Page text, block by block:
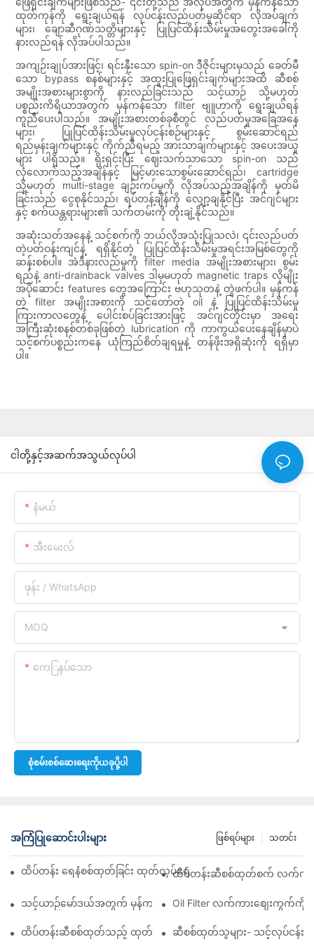
ထုတ်ကုန်ကို ရွေးချယ်ရန် လုပ်ငန်းလည်ပတ်မှုဆိုင်ရာ လိုအပ်ချက်
များ၊ ချောဆီဂုဏ်သတ္တိများနှင့် ပြုပြင်ထိန်းသိမ်းမှုအတွေးအခေါ်ကို
နားလည်ရန် လိုအပ်ပါသည်။
အကျဉ်းချုပ်အားဖြင့်၊ ရင်းနှီးသော spin-on ဒီဇိုင်းများမှသည် ခေတ်မီ
သော bypass စနစ်များနှင့် အထူးပြုဖြေရှင်းချက်များအထိ ဆီစစ်
အမျိုးအစားများစွာကို နားလည်ခြင်းသည် သင့်ယာဉ် သို့မဟုတ်
ပစ္စည်းကိရိယာအတွက် မှန်ကန်သော filter ဗျူဟာကို ရွေးချယ်ရန်
ကူညီပေးပါသည်။ အမျိုးအစားတစ်ခုစီတွင် လည်ပတ်မှုအခြေအနေ
များ၊ ပြုပြင်ထိန်းသိမ်းမှုလုပ်ငန်းစဉ်များနှင့် စွမ်းဆောင်ရည်
ရည်မှန်းချက်များနှင့် ကိုက်ညီရမည့် အားသာချက်များနှင့် အပေးအယူ
များ ပါရှိသည်။ ရိုးရှင်းပြီး ဈေးသက်သာသော spin-on သည်
လုံလောက်သည့်အချိန်နှင့် မြင့်မားသောစွမ်းဆောင်ရည်၊ cartridge
သို့မဟုတ် multi-stage ချဉ်းကပ်မှုကို လိုအပ်သည့်အချိန်ကို မှတ်မိ
ခြင်းသည် ငွေစုနိုင်သည်၊ ရပ်တန့်ချိန်ကို လျှော့ချနိုင်ပြီး အင်ဂျင်များ
နှင့် စက်ယန္တရားများ၏ သက်တမ်းကို တိုးချဲ့နိုင်သည်။
အဆုံးသတ်အနေနဲ့ သင့်စက်ကို ဘယ်လိုအသုံးပြုသလဲ၊ ၎င်းလည်ပတ်
တဲ့ပတ်ဝန်းကျင်နဲ့ ရရှိနိုင်တဲ့ ပြုပြင်ထိန်းသိမ်းမှုအရင်းအမြစ်တွေကို
ဆန်းစစ်ပါ။ အဲဒီနားလည်မှုကို filter media အမျိုးအစားများ၊ စွမ်း
ရည်နဲ့ anti-drainback valves ဒါမှမဟုတ် magnetic traps လိုမျိုး
အပိုဆောင်း features တွေအကြောင်း ဗဟုသုတနဲ့ တွဲဖက်ပါ။ မှန်ကန်
တဲ့ filter အမျိုးအစားကို သင့်တော်တဲ့ oil နဲ့ ပြုပြင်ထိန်းသိမ်းမှု
ကြားကာလတွေနဲ့ ပေါင်းစပ်ခြင်းအားဖြင့် အင်ဂျင်တိုင်းမှာ အရေး
အကြီးဆုံးစနစ်တစ်ခုဖြစ်တဲ့ lubrication ကို ကာကွယ်ပေးနေချိန်မှာပဲ
သင့်စက်ပစ္စည်းကနေ ယုံကြည်စိတ်ချရမှုနဲ့ တန်ဖိုးအရှိဆုံးကို ရရှိမှာ
ပါ။
ငါတို့နှင့်အဆက်အသွယ်လုပ်ပါ
နံမယ်
အီးမေးလ်
ဖုန်း / WhatsApp
MOQ
ကေြနပ်သော
စုံစမ်းစစ်ဆေးရေးကိုယခုပို့ပါ
အကြံပြုဆောင်းပါးများ သတင်း
ဖြစ်ရပ်များ
ထိပ်တန်း ရေနံစစ်ထုတ်ခြင်း ထုတ်လုပ်ရေးကုမ္ပဏီများ- ပြည့်စုံသော ခ
ထိပ်တန်းဆီစစ်ထုတ်စက် လက်ကား
သင့်ယာဉ်မော်ဒယ်အတွက် မှန်ကန်သော ဆီစစ်ထုတ်စက်ကို ရွေးချယ်ခြင်း-
Oil Filter လက်ကားစျေးကွက်ကို
ထိပ်တန်းဆီစစ်ထုတ်သည့် ထုတ်လုပ်သူများနှင့် ၎င်းတို့၏ ဆန်းသစ်တီထွင်မှု
ဆီစစ်ထုတ်သူများ- သင့်လုပ်ငန်း